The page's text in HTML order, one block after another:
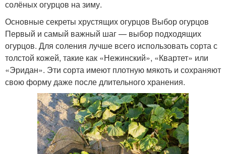
солёных огурцов на зиму.
Основные секреты хрустящих огурцов Выбор огурцов
Первый и самый важный шаг — выбор подходящих
огурцов. Для соления лучше всего использовать сорта с
толстой кожей, такие как «Нежинский», «Квартет» или
«Эридан». Эти сорта имеют плотную мякоть и сохраняют
свою форму даже после длительного хранения.